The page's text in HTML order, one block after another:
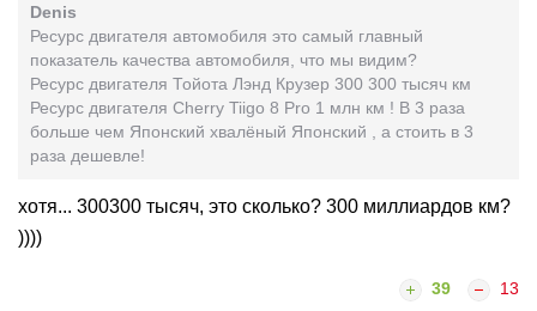
Denis
Ресурс двигателя автомобиля это самый главный
показатель качества автомобиля, что мы видим?
Ресурс двигателя Тойота Лэнд Крузер 300 300 тысяч км
Ресурс двигателя Cherry Tiigo 8 Pro 1 млн км ! В 3 раза
больше чем Японский хвалёный Японский , а стоить в 3
раза дешевле!
хотя... 300300 тысяч, это сколько? 300 миллиардов км?
))))
39 13